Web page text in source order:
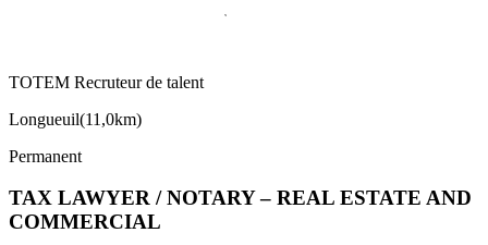
TOTEM Recruteur de talent
Longueuil(11,0km)
Permanent
TAX LAWYER / NOTARY – REAL ESTATE AND
COMMERCIAL